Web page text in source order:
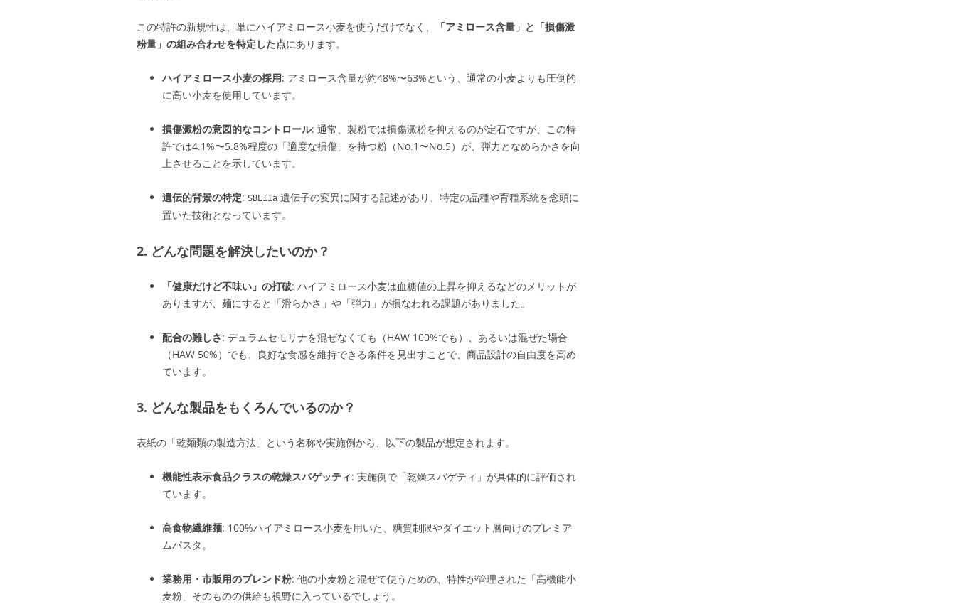
この特許の新規性は、単にハイアミロース小麦を使うだけでなく、
「アミロース含量」と「損傷澱
粉量」の組み合わせを特定した点にあります。
ハイアミロース小麦の採用: アミロース含量が約48%〜63%という、通常の小麦よりも圧倒的
に高い小麦を使用しています。
損傷澱粉の意図的なコントロール: 通常、製粉では損傷澱粉を抑えるのが定石ですが、この特
許では4.1%〜5.8%程度の「適度な損傷」を持つ粉（No.1〜No.5）が、弾力となめらかさを向
上させることを示しています。
遺伝的背景の特定: SBEIIa 遺伝子の変異に関する記述があり、特定の品種や育種系統を念頭に
置いた技術となっています。
2. どんな問題を解決したいのか？
「健康だけど不味い」の打破: ハイアミロース小麦は血糖値の上昇を抑えるなどのメリットが
ありますが、麺にすると「滑らかさ」や「弾力」が損なわれる課題がありました。
配合の難しさ: デュラムセモリナを混ぜなくても（HAW 100%でも）、あるいは混ぜた場合
（HAW 50%）でも、良好な食感を維持できる条件を見出すことで、商品設計の自由度を高め
ています。
3. どんな製品をもくろんでいるのか？
表紙の「乾麺類の製造方法」という名称や実施例から、以下の製品が想定されます。
機能性表示食品クラスの乾燥スパゲッティ: 実施例で「乾燥スパゲティ」が具体的に評価され
ています。
高食物繊維麺: 100%ハイアミロース小麦を用いた、糖質制限やダイエット層向けのプレミア
ムパスタ。
業務用・市販用のブレンド粉: 他の小麦粉と混ぜて使うための、特性が管理された「高機能小
麦粉」そのものの供給も視野に入っているでしょう。